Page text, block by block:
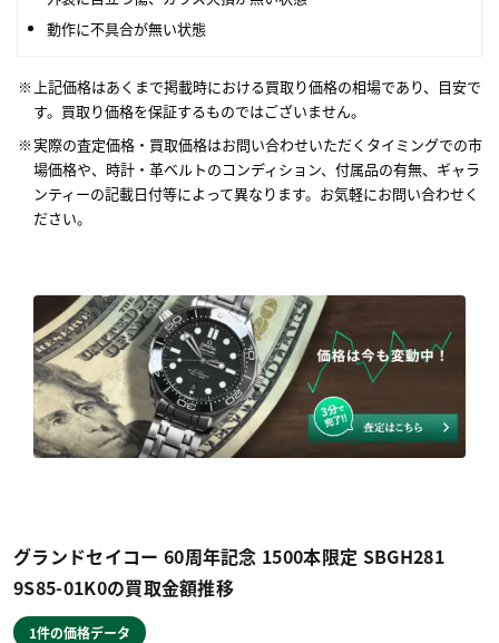
動作に不具合が無い状態
上記価格はあくまで掲載時における買取り価格の相場であり、目安で
す。買取り価格を保証するものではございません。
実際の査定価格・買取価格はお問い合わせいただくタイミングでの市
場価格や、時計・革ベルトのコンディション、付属品の有無、ギャラ
ンティーの記載日付等によって異なります。お気軽にお問い合わせく
ださい。
グランドセイコー 60周年記念 1500本限定 SBGH281
9S85-01K0の買取金額推移
1件の価格データ